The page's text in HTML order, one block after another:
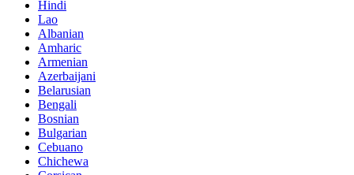
Hindi
Lao
Albanian
Amharic
Armenian
Azerbaijani
Belarusian
Bengali
Bosnian
Bulgarian
Cebuano
Chichewa